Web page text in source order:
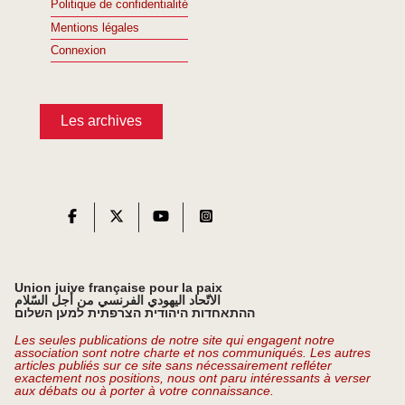
Politique de confidentialité
Mentions légales
Connexion
Les archives
Union juive française pour la paix
الاتّحاد اليهودي الفرنسي من أجل السّلام
ההתאחדות היהודית הצרפתית למען השלום
Les seules publications de notre site qui engagent notre
association sont notre charte et nos communiqués. Les autres
articles publiés sur ce site sans nécessairement refléter
exactement nos positions, nous ont paru intéressants à verser
aux débats ou à porter à votre connaissance.